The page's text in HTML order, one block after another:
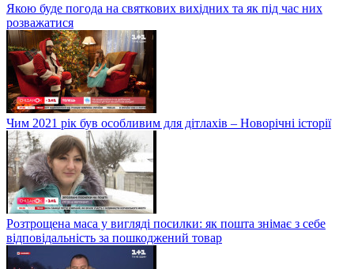
Якою буде погода на святкових вихідних та як під час них
розважатися
Чим 2021 рік був особливим для дітлахів – Новорічні історії
Розтрощена маса у вигляді посилки: як пошта знімає з себе
відповідальність за пошкоджений товар